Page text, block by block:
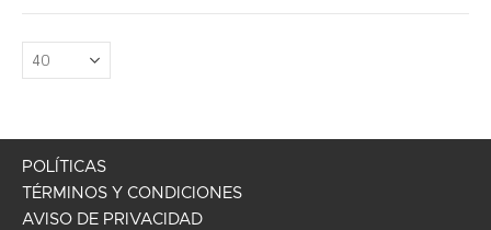
POLÍTICAS
TÉRMINOS Y CONDICIONES
AVISO DE PRIVACIDAD